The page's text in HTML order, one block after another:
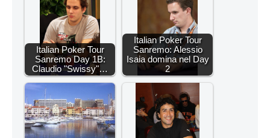
Italian Poker Tour
Sanremo Day 1B:
Claudio "Swissy"…
Italian Poker Tour
Sanremo: Alessio
Isaia domina nel Day
2